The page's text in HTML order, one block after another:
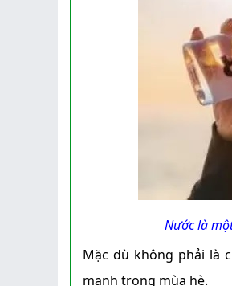
Nước là
Mặc dù không phải là
mạnh trong mùa hè.